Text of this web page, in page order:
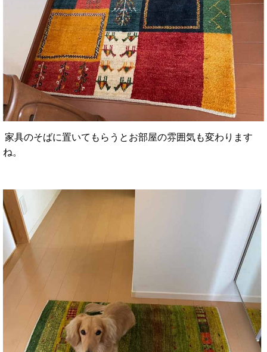
家具のそばに置いてもらうとお部屋の雰囲気も変わります
ね。